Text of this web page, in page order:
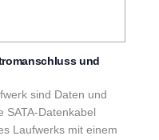
und
sind Daten und
SATA-Datenkabel
Laufwerks mit einem